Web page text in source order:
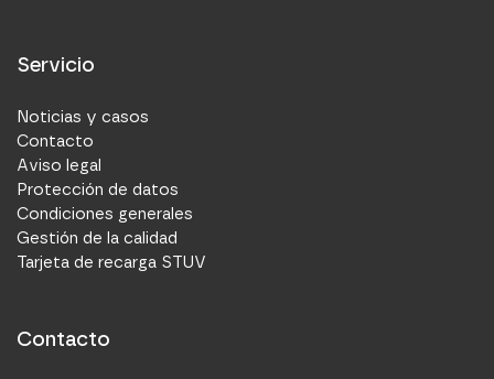
Servicio
Noticias y casos
Contacto
Aviso legal
Protección de datos
Condiciones generales
Gestión de la calidad
Tarjeta de recarga STUV
Contacto